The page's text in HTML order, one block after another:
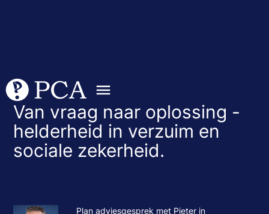
Van vraag naar oplossing -
helderheid in verzuim en
sociale zekerheid.
Plan adviesgesprek met Pieter in